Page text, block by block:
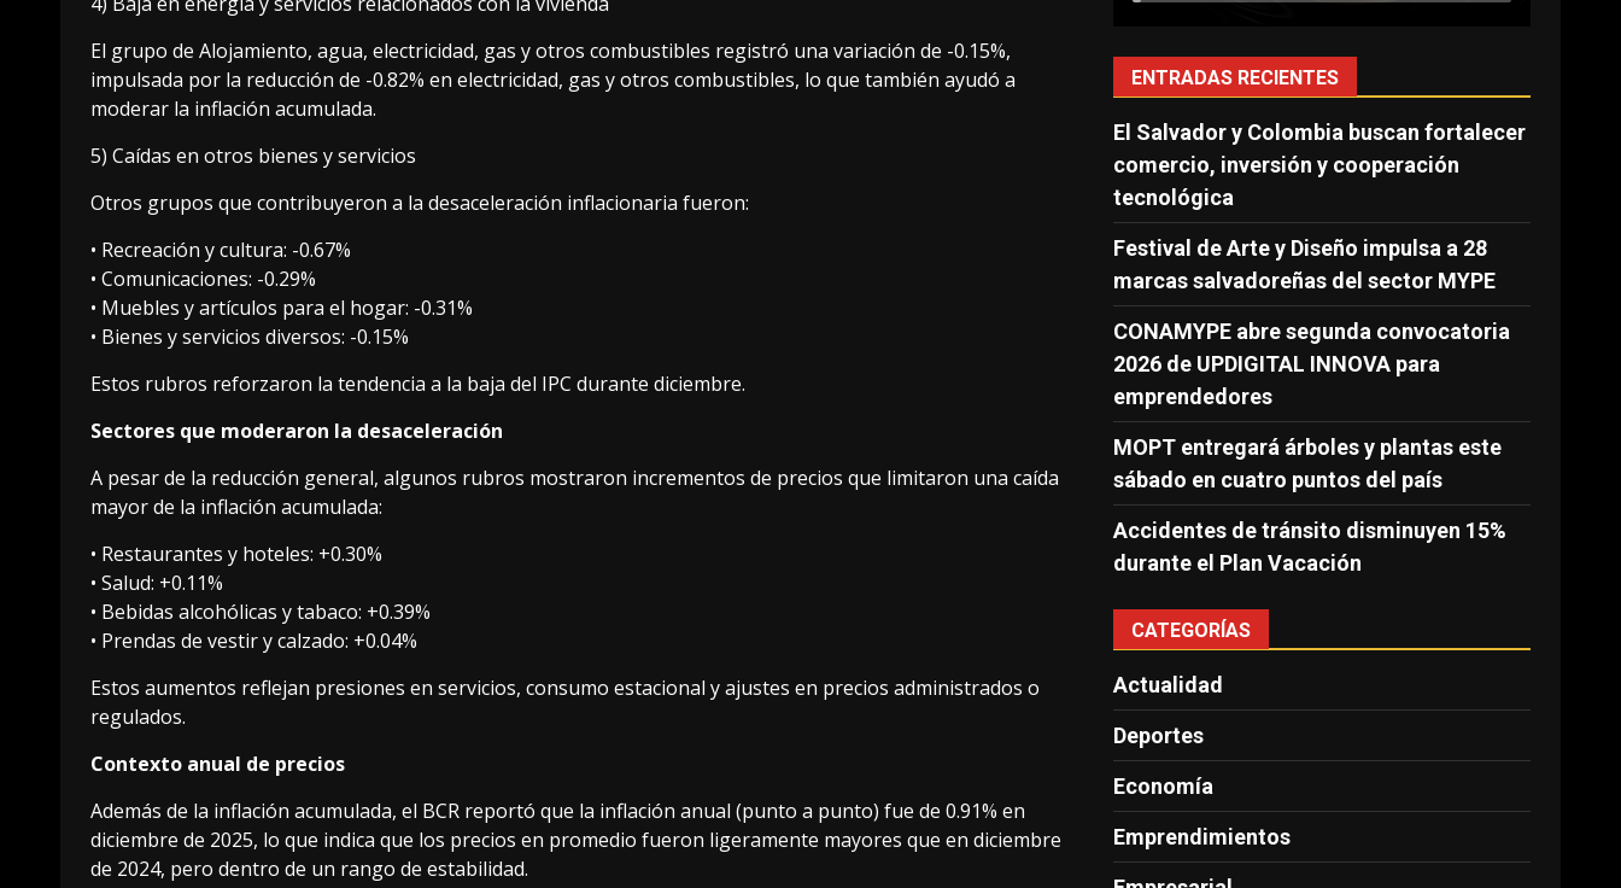
El grupo de Alojamiento, agua, electricidad, gas y otros combustibles registró una variación de -0.15%,
impulsada por la reducción de -0.82% en electricidad, gas y otros combustibles, lo que también ayudó a
moderar la inflación acumulada.
5) Caídas en otros bienes y servicios
Otros grupos que contribuyeron a la desaceleración inflacionaria fueron:
• Recreación y cultura: -0.67%
• Comunicaciones: -0.29%
• Muebles y artículos para el hogar: -0.31%
• Bienes y servicios diversos: -0.15%
Estos rubros reforzaron la tendencia a la baja del IPC durante diciembre.
Sectores que moderaron la desaceleración
A pesar de la reducción general, algunos rubros mostraron incrementos de precios que limitaron una caída
mayor de la inflación acumulada:
• Restaurantes y hoteles: +0.30%
• Salud: +0.11%
• Bebidas alcohólicas y tabaco: +0.39%
• Prendas de vestir y calzado: +0.04%
Estos aumentos reflejan presiones en servicios, consumo estacional y ajustes en precios administrados o
regulados.
Contexto anual de precios
Además de la inflación acumulada, el BCR reportó que la inflación anual (punto a punto) fue de 0.91% en
diciembre de 2025, lo que indica que los precios en promedio fueron ligeramente mayores que en diciembre
de 2024, pero dentro de un rango de estabilidad.
ENTRADAS RECIENTES
El Salvador y Colombia buscan fortalecer
comercio, inversión y cooperación
tecnológica
Festival de Arte y Diseño impulsa a 28
marcas salvadoreñas del sector MYPE
CONAMYPE abre segunda convocatoria
2026 de UPDIGITAL INNOVA para
emprendedores
MOPT entregará árboles y plantas este
sábado en cuatro puntos del país
Accidentes de tránsito disminuyen 15%
durante el Plan Vacación
CATEGORÍAS
Actualidad
Deportes
Economía
Emprendimientos